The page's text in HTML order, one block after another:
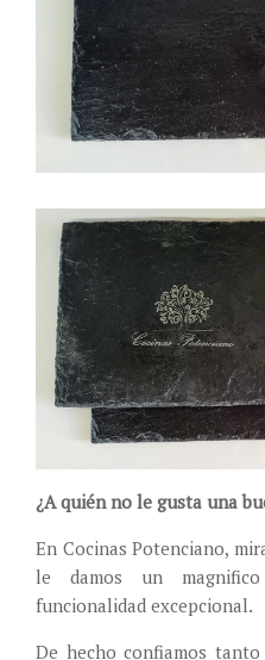
¿A quién no le gusta una
En Cocinas Potenciano,
le damos un
funcionalidad excepcional.
De hecho confiamos